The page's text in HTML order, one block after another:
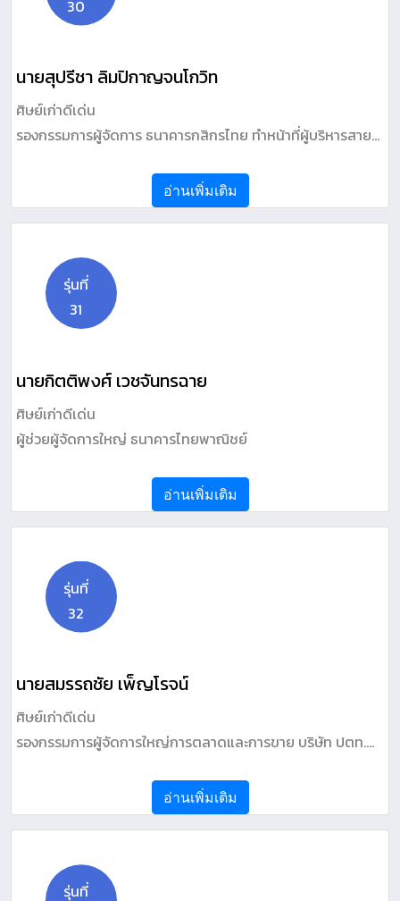
30
นายสุปรีชา ลิมปิกาญจนโกวิท
ศิษย์เก่าดีเด่น
รองกรรมการผู้จัดการ ธนาคารกสิกรไทย ทำหน้าที่ผู้บริหารสาย
อ่านเพิ่มเติม
รุ่นที่
31
นายกิตติพงศ์ เวชจันทรฉาย
ศิษย์เก่าดีเด่น
ผู้ช่วยผู้จัดการใหญ่ ธนาคารไทยพาณิชย์
อ่านเพิ่มเติม
รุ่นที่
32
นายสมรรถชัย เพ็ญโรจน์
ศิษย์เก่าดีเด่น
รองกรรมการผู้จัดการใหญ่การตลาดและการขาย บริษัท ปตท.
อ่านเพิ่มเติม
รุ่นที่